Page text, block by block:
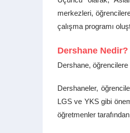
merkezleri,
çalışma programı
Dershane Nedir?
Dershane, öğrencilere
Dershaneler,
LGS ve YKS gibi
öğretmenler